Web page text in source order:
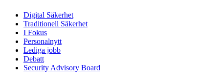
Digital Säkerhet
Traditionell Säkerhet
I Fokus
Personalnytt
Lediga jobb
Debatt
Security Advisory Board